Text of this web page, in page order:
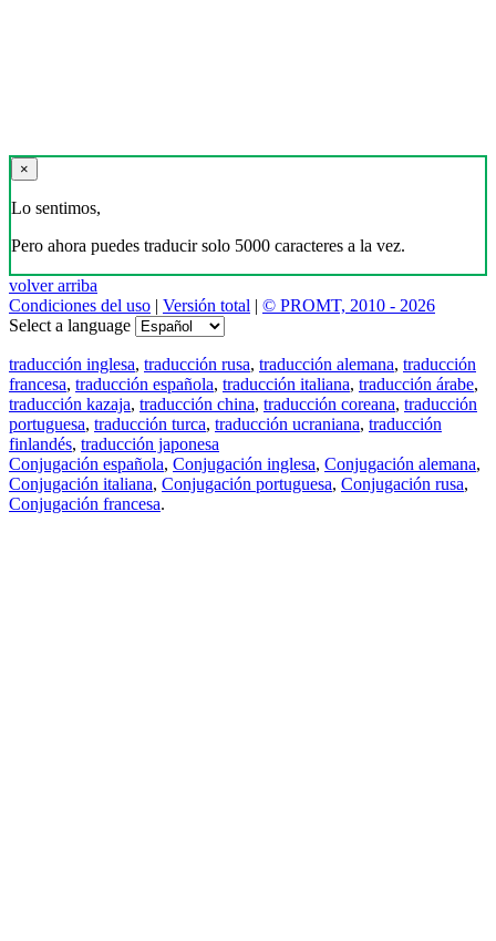
×
Lo sentimos,
Pero ahora puedes traducir solo 5000 caracteres a la vez.
volver arriba
Condiciones del uso | Versión total | © PROMT, 2010 - 2026
Select a language
traducción inglesa, traducción rusa, traducción alemana, traducción
francesa, traducción española, traducción italiana, traducción árabe,
traducción kazaja, traducción china, traducción coreana, traducción
portuguesa, traducción turca, traducción ucraniana, traducción
finlandés, traducción japonesa
Conjugación española, Conjugación inglesa, Conjugación alemana,
Conjugación italiana, Conjugación portuguesa, Conjugación rusa,
Conjugación francesa.